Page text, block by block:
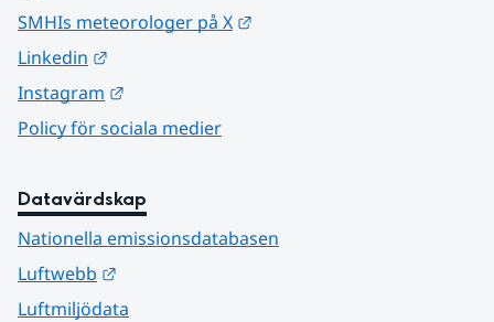
SMHIs meteorologer på X
Linkedin
Instagram
Policy för sociala medier
Datavärdskap
Nationella emissionsdatabasen
Luftwebb
Luftmiljödata